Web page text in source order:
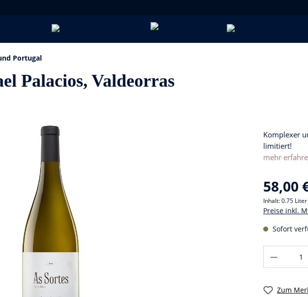
Portugal
Palacios, Valdeorras
Komplexer
limitiert!
mehr
58,00
Inhalt:0.75 Liter
Preise inkl.
Sofort
Zum